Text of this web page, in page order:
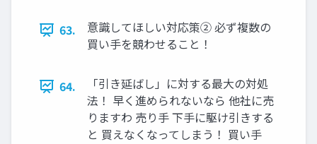
63.
意識してほしい対応策② 必ず複数の
買い手を競わせること！
64.
「引き延ばし」に対する最大の対処
法！ 早く進められないなら 他社に売
りますわ 売り手 下手に駆け引きする
と 買えなくなってしまう！ 買い手